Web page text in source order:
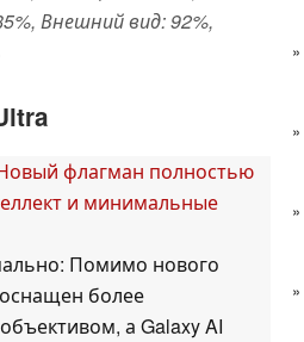
Внешний вид: 92%,
флагман полностью
и минимальные
Помимо нового
более
а Galaxy AI